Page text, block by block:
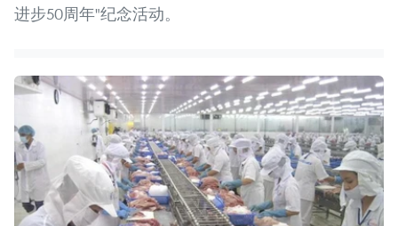
进步50周年"纪念活动。